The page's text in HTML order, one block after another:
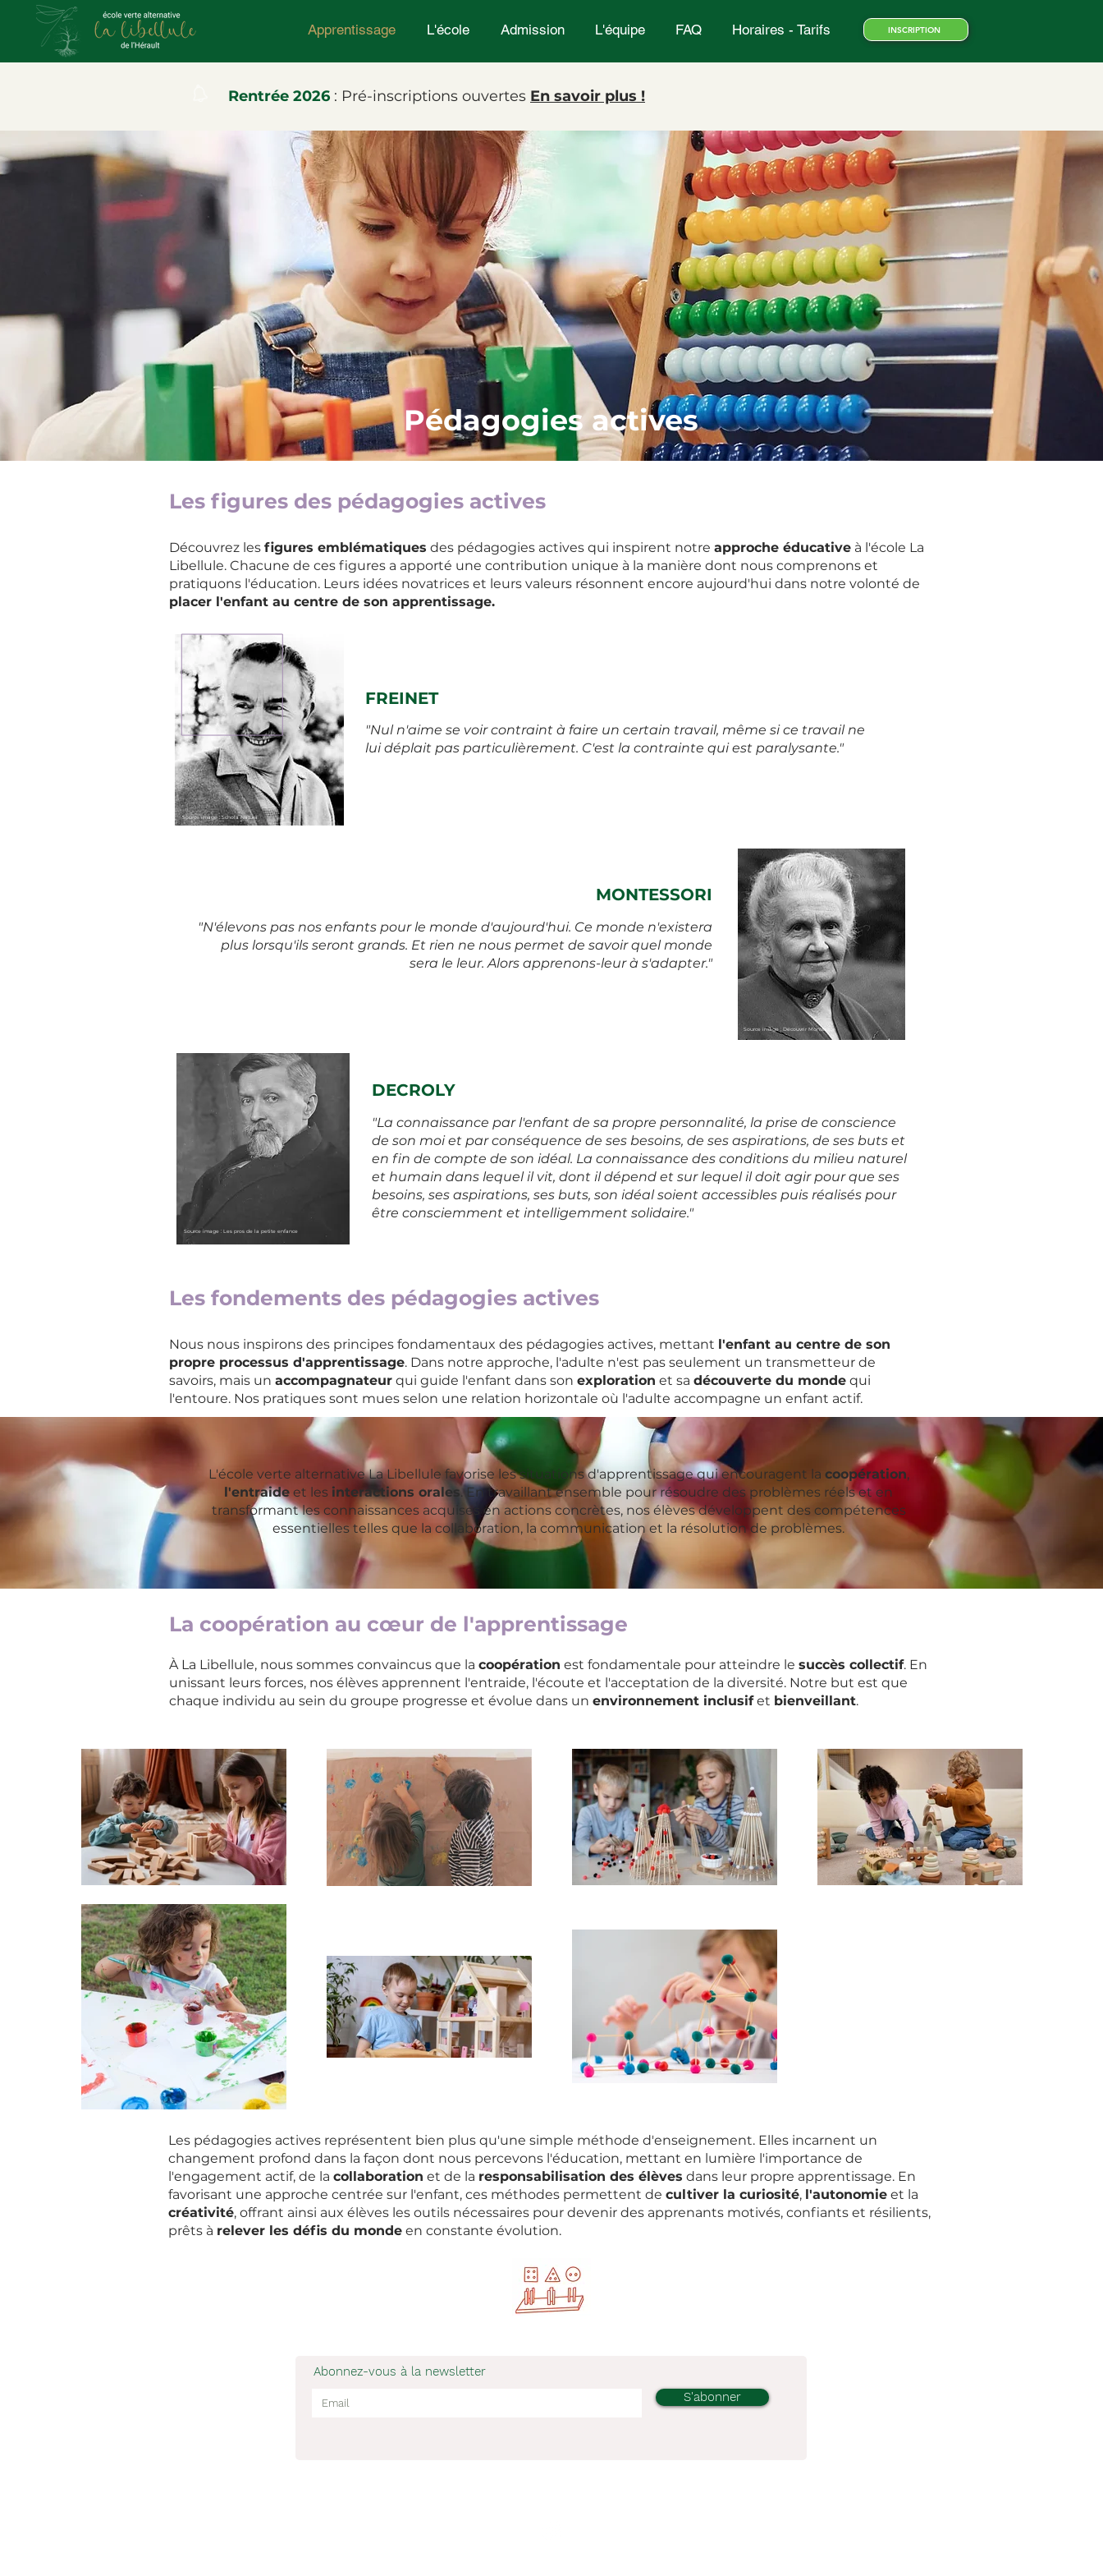
Apprentissage L'école Admission L'équipe FAQ Horaires - Tarifs INSCRIPTION
Rentrée 2026 : Pré-inscriptions ouvertes En savoir plus !
Pédagogies actives
Les figures des pédagogies actives
Découvrez les figures emblématiques des pédagogies actives qui inspirent notre approche éducative à l'école La
Libellule. Chacune de ces figures a apporté une contribution unique à la manière dont nous comprenons et
pratiquons l'éducation. Leurs idées novatrices et leurs valeurs résonnent encore aujourd'hui dans notre volonté de
placer l'enfant au centre de son apprentissage.
Source image : Schola Natura
"Nul n'aime se voir contraint à faire un certain travail, même si ce travail ne
lui déplait pas particulièrement. C'est la contrainte qui est paralysante."
FREINET
Source image : Découvrir Montessori
MONTESSORI
"N'élevons pas nos enfants pour le monde d'aujourd'hui. Ce monde n'existera
plus lorsqu'ils seront grands. Et rien ne nous permet de savoir quel monde
sera le leur. Alors apprenons-leur à s'adapter."
Source image : Les pros de la petite enfance
"La connaissance par l'enfant de sa propre personnalité, la prise de conscience
de son moi et par conséquence de ses besoins, de ses aspirations, de ses buts et
en fin de compte de son idéal. La connaissance des conditions du milieu naturel
et humain dans lequel il vit, dont il dépend et sur lequel il doit agir pour que ses
besoins, ses aspirations, ses buts, son idéal soient accessibles puis réalisés pour
être consciemment et intelligemment solidaire."
DECROLY
Les fondements des pédagogies actives
Nous nous inspirons des principes fondamentaux des pédagogies actives, mettant l'enfant au centre de son
propre processus d'apprentissage. Dans notre approche, l'adulte n'est pas seulement un transmetteur de
savoirs, mais un accompagnateur qui guide l'enfant dans son exploration et sa découverte du monde qui
l'entoure. Nos pratiques sont mues selon une relation horizontale où l'adulte accompagne un enfant actif.
L'école verte alternative La Libellule favorise les situations d'apprentissage qui encouragent la coopération,
l'entraide et les interactions orales. En travaillant ensemble pour résoudre des problèmes réels et en
transformant les connaissances acquises en actions concrètes, nos élèves développent des compétences
essentielles telles que la collaboration, la communication et la résolution de problèmes.
La coopération au cœur de l'apprentissage
À La Libellule, nous sommes convaincus que la coopération est fondamentale pour atteindre le succès collectif. En
unissant leurs forces, nos élèves apprennent l'entraide, l'écoute et l'acceptation de la diversité. Notre but est que
chaque individu au sein du groupe progresse et évolue dans un environnement inclusifet bienveillant.
Les pédagogies actives représentent bien plus qu'une simple méthode d'enseignement. Elles incarnent un
changement profond dans la façon dont nous percevons l'éducation, mettant en lumière l'importance de
l'engagement actif, de la collaboration et de la responsabilisation des élèves dans leur propre apprentissage. En
favorisant une approche centrée sur l'enfant, ces méthodes permettent de cultiver la curiosité, l'autonomie et la
créativité, offrant ainsi aux élèves les outils nécessaires pour devenir des apprenants motivés, confiants et résilients,
prêts à relever les défis du monde en constante évolution.
Abonnez-vous à la newsletter
S'abonner